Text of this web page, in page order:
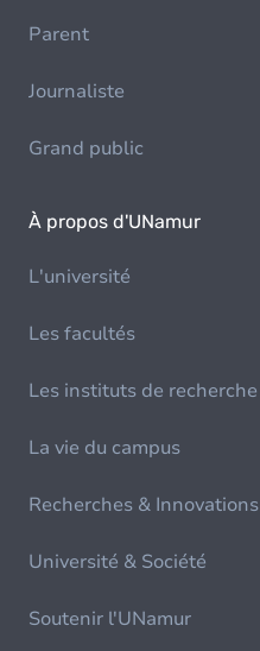
Parent
Journaliste
Grand public
À propos d'UNamur
L'université
Les facultés
Les instituts de recherche
La vie du campus
Recherches & Innovations
Université & Société
Soutenir l'UNamur